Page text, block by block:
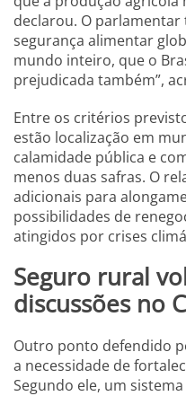
declarou. O
segurança alimentar
mundo inteiro, que o
prejudicada também”,
Entre os critérios
estão localização em
calamidade pública e
menos duas safras. O
adicionais para
possibilidades de
atingidos por crises
Seguro rural
discussões no
Outro ponto defendido
a necessidade de
Segundo ele, um